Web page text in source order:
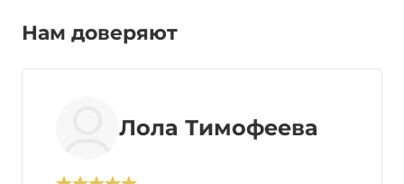
Нам доверяют
Лола Тимофеева